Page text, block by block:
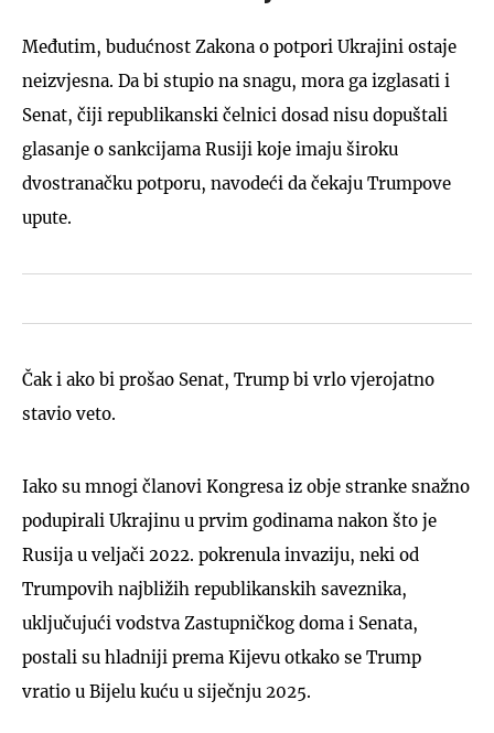
Međutim, budućnost Zakona o potpori Ukrajini ostaje
neizvjesna. Da bi stupio na snagu, mora ga izglasati i
Senat, čiji republikanski čelnici dosad nisu dopuštali
glasanje o sankcijama Rusiji koje imaju široku
dvostranačku potporu, navodeći da čekaju Trumpove
upute.
Čak i ako bi prošao Senat, Trump bi vrlo vjerojatno
stavio veto.
Iako su mnogi članovi Kongresa iz obje stranke snažno
podupirali Ukrajinu u prvim godinama nakon što je
Rusija u veljači 2022. pokrenula invaziju, neki od
Trumpovih najbližih republikanskih saveznika,
uključujući vodstva Zastupničkog doma i Senata,
postali su hladniji prema Kijevu otkako se Trump
vratio u Bijelu kuću u siječnju 2025.